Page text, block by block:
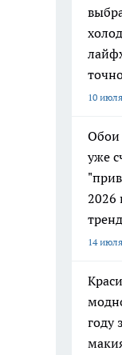
10 июля
Обои
уже
2026
14 июля
году